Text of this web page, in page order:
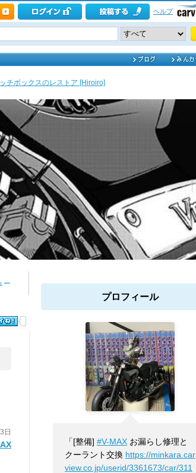
ヘルプ
チボックスのレストア [Hiroiro]
ー
日
プロフィール
「[整備] #V-MAX お漏らし修理と
クーラント交換 https://minkara.car
view.co.jp/userid/3361673/car/311